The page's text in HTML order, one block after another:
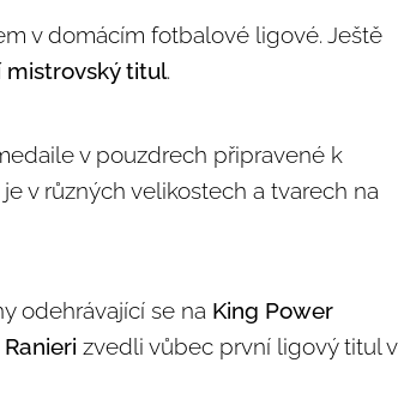
v domácím fotbalové ligové. Ještě
mistrovský titul.
v pouzdrech připravené k
v různých velikostech a tvarech na
odehrávající se na King Power
zvedli vůbec první ligový titul v